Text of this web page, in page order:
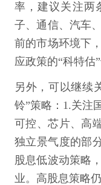
率，建议关注两
子、通信、汽车
前的市场环境下
应政策的“科特估
另外，可以继续
铃”策略：1.关注
可控、芯片、高
独立景气度的部
股息低波动策略
业。高股息策略